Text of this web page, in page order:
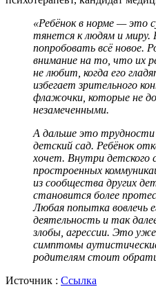
«Ребёнок в норме — это
тянется к людям и миру.
попробовать всё новое.
внимание на то, что их
не любит, когда его
избегает зрительного
флажочки, которые не
незамеченными.
А дальше это трудности
детский сад. Ребёнок
хочет. Внутри детского
простроенных
из сообщества других
становится более
Любая попытка вовлечь
деятельность и так
злобы, агрессии. Это
симптомы
родителям стоит
Источник : Ссылка